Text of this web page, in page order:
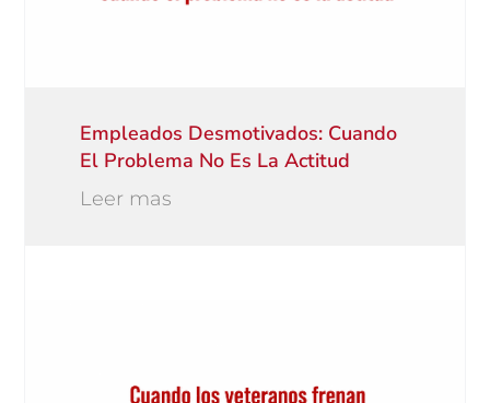
Empleados Desmotivados: Cuando
El Problema No Es La Actitud
Leer mas